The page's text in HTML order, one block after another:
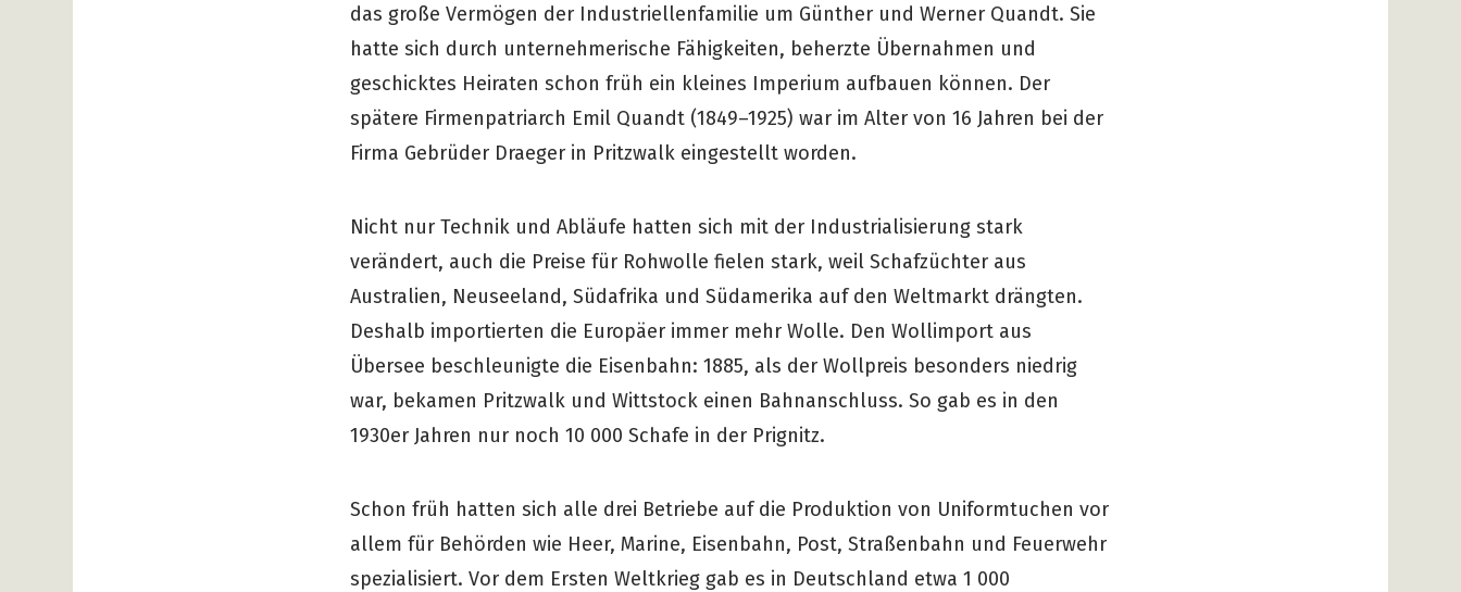
das große Vermögen der Industriellenfamilie um Günther und Werner Quandt. Sie
hatte sich durch unternehmerische Fähigkeiten, beherzte Übernahmen und
geschicktes Heiraten schon früh ein kleines Imperium aufbauen können. Der
spätere Firmenpatriarch Emil Quandt (1849–1925) war im Alter von 16 Jahren bei der
Firma Gebrüder Draeger in Pritzwalk eingestellt worden.
Nicht nur Technik und Abläufe hatten sich mit der Industrialisierung stark
verändert, auch die Preise für Rohwolle fielen stark, weil Schafzüchter aus
Australien, Neuseeland, Südafrika und Südamerika auf den Weltmarkt drängten.
Deshalb importierten die Europäer immer mehr Wolle. Den Wollimport aus
Übersee beschleunigte die Eisenbahn: 1885, als der Wollpreis besonders niedrig
war, bekamen Pritzwalk und Wittstock einen Bahnanschluss. So gab es in den
1930er Jahren nur noch 10 000 Schafe in der Prignitz.
Schon früh hatten sich alle drei Betriebe auf die Produktion von Uniformtuchen vor
allem für Behörden wie Heer, Marine, Eisenbahn, Post, Straßenbahn und Feuerwehr
spezialisiert. Vor dem Ersten Weltkrieg gab es in Deutschland etwa 1 000